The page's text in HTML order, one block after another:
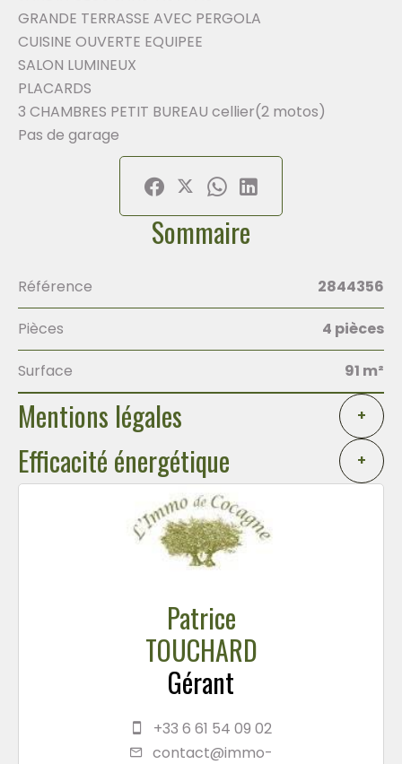
GRANDE TERRASSE AVEC PERGOLA
CUISINE OUVERTE EQUIPEE
SALON LUMINEUX
PLACARDS
3 CHAMBRES PETIT BUREAU cellier(2 motos)
Pas de garage
Sommaire
Référence 2844356
Pièces 4 pièces
Surface 91 m²
Mentions légales +
Efficacité énergétique +
Patrice
TOUCHARD
Gérant
+33 6 61 54 09 02
contact@immo-